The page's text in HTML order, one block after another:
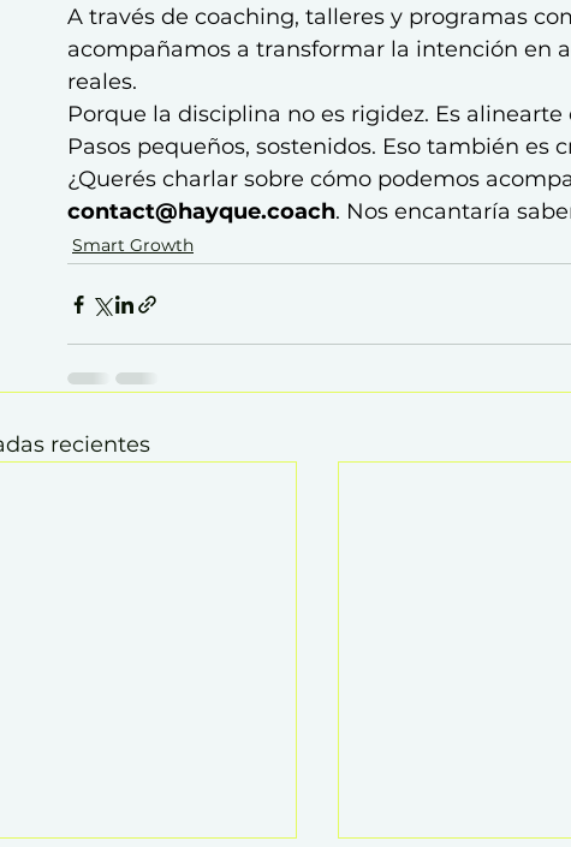
A través de coaching, talleres y programas
acompañamos a transformar la intención en
reales.
Porque la disciplina no es rigidez. Es
Pasos pequeños, sostenidos. Eso también es
¿Querés charlar sobre cómo podemos
contact@hayque.coach. Nos encantaría
Smart Growth
recientes